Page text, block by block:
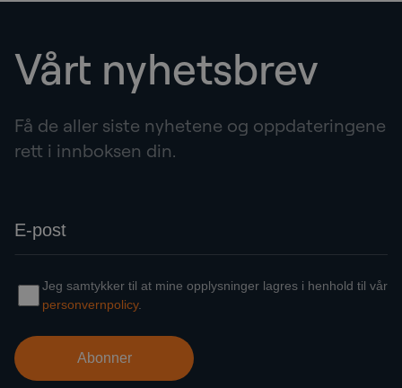
Vårt nyhetsbrev
Få de aller siste nyhetene og oppdateringene
rett i innboksen din.